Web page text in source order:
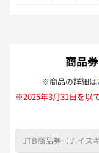
商品
※商品の詳細は
※2025年3月31日を以
JTB商品券（ナイスギ